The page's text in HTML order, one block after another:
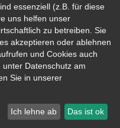
essenziell (z.B. für diese
uns helfen unser
zu betreiben. Sie
akzeptieren oder ablehnen
und Cookies auch
Datenschutz am
Sie in unserer
Ich lehne ab Das ist ok